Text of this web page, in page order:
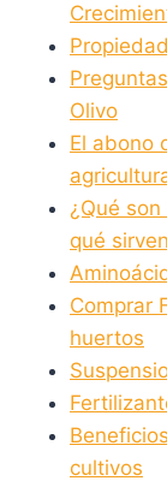
Olivo
El abono
¿Qué
qué
Comprar
huertos
cultivos